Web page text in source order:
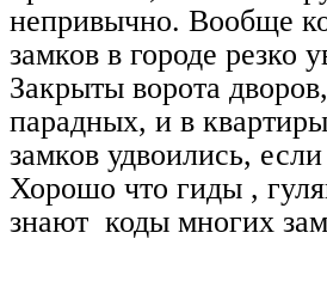
непривычно. Вообще
замков в городе резко
Закрыты ворота
парадных, и в
замков удвоились,
Хорошо что гиды ,
знают коды многих